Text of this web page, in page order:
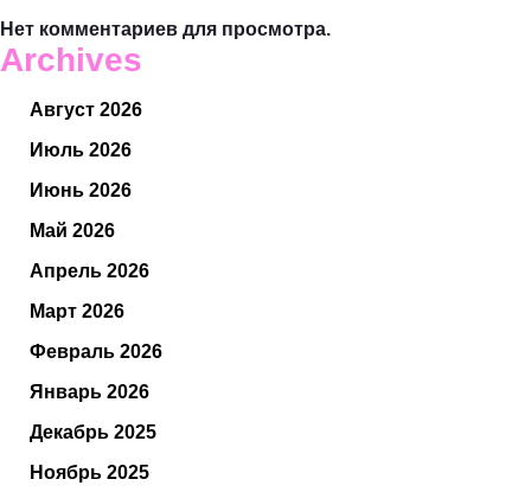
Нет комментариев для просмотра.
Archives
Август 2026
Июль 2026
Июнь 2026
Май 2026
Апрель 2026
Март 2026
Февраль 2026
Январь 2026
Декабрь 2025
Ноябрь 2025